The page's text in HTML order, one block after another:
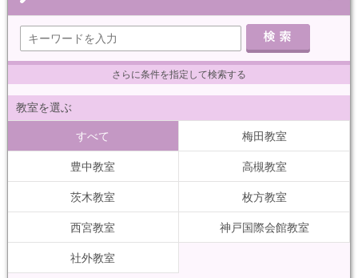
さらに条件を指定して検索する
教室を選ぶ
すべて 梅田教室
豊中教室 高槻教室
茨木教室 枚方教室
西宮教室 神戸国際会館教室
社外教室